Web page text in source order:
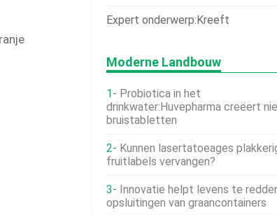
Expert onderwerp:Kreeft
Moderne Landbouw
Probiotica in het
drinkwater:Huvepharma creëert
bruistabletten
Kunnen lasertatoeages
fruitlabels vervangen?
Innovatie helpt levens te
opsluitingen van graancontainers